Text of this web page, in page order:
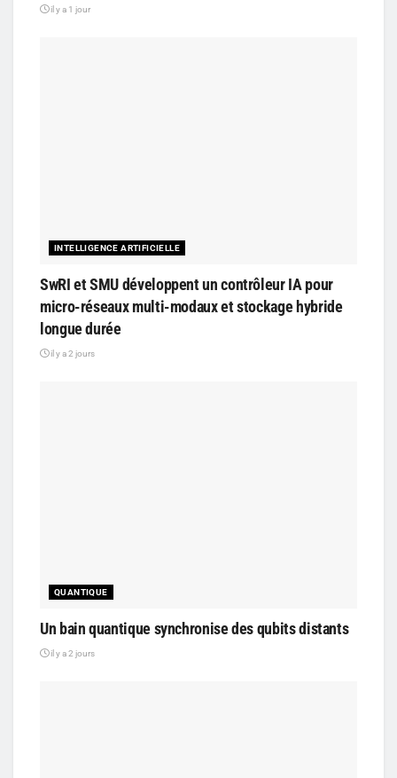
il y a 1 jour
INTELLIGENCE ARTIFICIELLE
SwRI et SMU développent un contrôleur IA pour
micro-réseaux multi-modaux et stockage hybride
longue durée
il y a 2 jours
QUANTIQUE
Un bain quantique synchronise des qubits distants
il y a 2 jours